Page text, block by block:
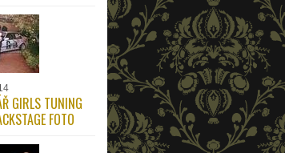
GIRLS TUNING
FOTO